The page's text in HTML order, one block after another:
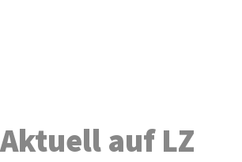
Aktuell auf LZ